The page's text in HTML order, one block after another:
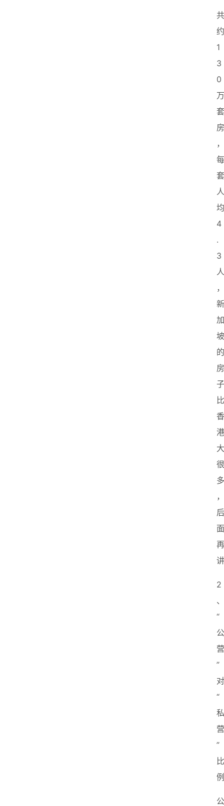
共
约
1
3
0
万
套
房
，
每
套
人
均
4
.
3
人
，
新
加
坡
的
房
子
比
香
港
大
很
多
，
后
面
再
讲
2
、
“
公
营
”
对
“
私
营
”
比
例
公